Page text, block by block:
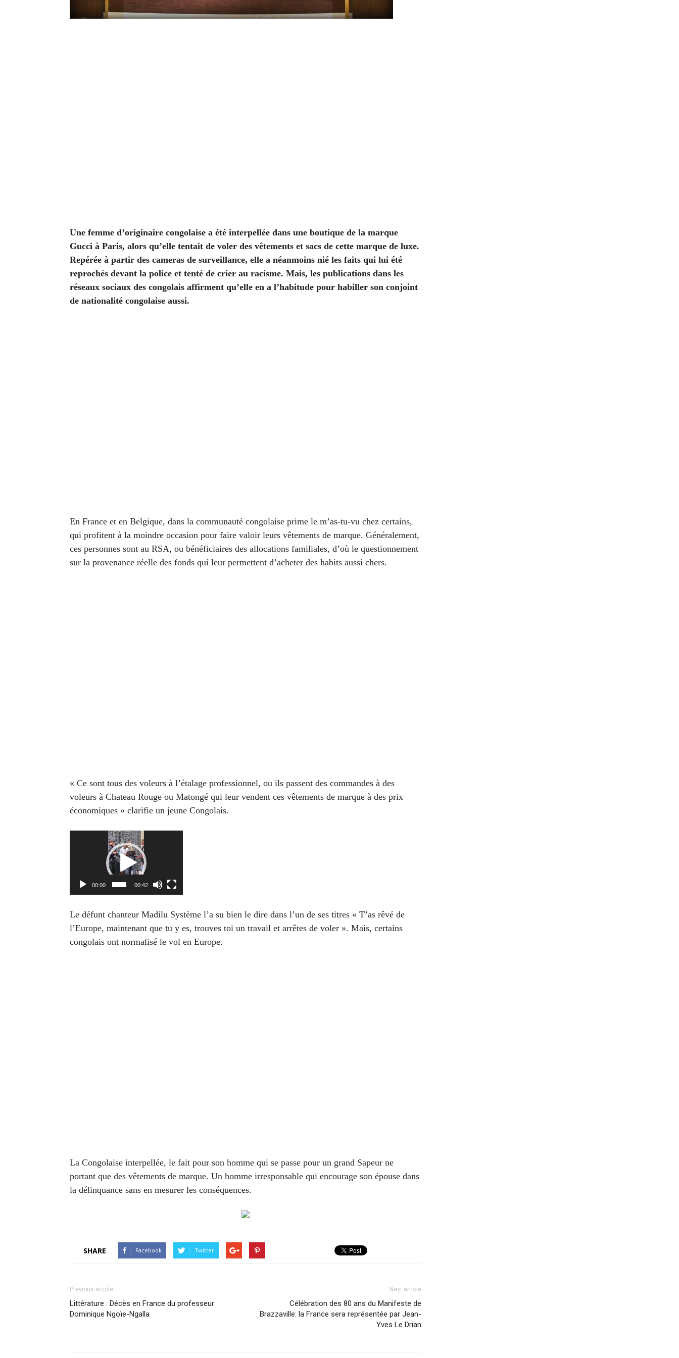
Une femme d’originaire congolaise a été interpellée dans une boutique de la marque
Gucci à Paris, alors qu’elle tentait de voler des vêtements et sacs de cette marque de luxe.
Repérée à partir des cameras de surveillance, elle a néanmoins nié les faits qui lui été
reprochés devant la police et tenté de crier au racisme. Mais, les publications dans les
réseaux sociaux des congolais affirment qu’elle en a l’habitude pour habiller son conjoint
de nationalité congolaise aussi.
En France et en Belgique, dans la communauté congolaise prime le m’as-tu-vu chez certains,
qui profitent à la moindre occasion pour faire valoir leurs vêtements de marque. Généralement,
ces personnes sont au RSA, ou bénéficiaires des allocations familiales, d’où le questionnement
sur la provenance réelle des fonds qui leur permettent d’acheter des habits aussi chers.
« Ce sont tous des voleurs à l’étalage professionnel, ou ils passent des commandes à des
voleurs à Chateau Rouge ou Matongé qui leur vendent ces vêtements de marque à des prix
économiques » clarifie un jeune Congolais.
00:00 00:42
Le défunt chanteur Madilu Système l’a su bien le dire dans l’un de ses titres « T’as rêvé de
l’Europe, maintenant que tu y es, trouves toi un travail et arrêtes de voler ». Mais, certains
congolais ont normalisé le vol en Europe.
La Congolaise interpellée, le fait pour son homme qui se passe pour un grand Sapeur ne
portant que des vêtements de marque. Un homme irresponsable qui encourage son épouse dans
la délinquance sans en mesurer les conséquences.
SHARE Facebook Twitter
Previous article
Littérature : Décès en France du professeur
Dominique Ngoïe-Ngalla
Next article
Célébration des 80 ans du Manifeste de
Brazzaville: la France sera représentée par Jean-
Yves Le Drian